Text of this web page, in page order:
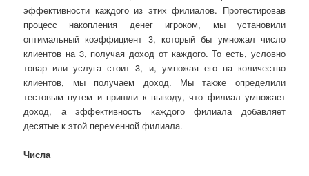
эффективности каждого из этих филиалов. Протестировав
процесс накопления денег игроком, мы установили
оптимальный коэффициент 3, который бы умножал число
клиентов на 3, получая доход от каждого. То есть, условно
товар или услугастоит3, и, умножая его на количество
клиентов, мы получаем доход. Мы также определили
тестовым путем и пришли к выводу, что филиал умножает
доход, а эффективность каждого филиала добавляет
десятые к этой переменной филиала.
Числа